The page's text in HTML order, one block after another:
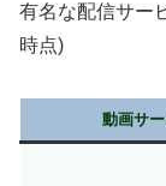
有名な配信サー
時点)
動画サ